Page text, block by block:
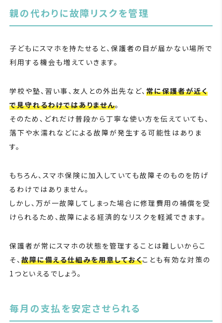
親の代わりに故障リスクを管理
子どもにスマホを持たせると、保護者の目が届かない場所で
利用する機会も増えていきます。
学校や塾、習い事、友人との外出先など、 常に保護者が近く
で見守れるわけではありません。
そのため、どれだけ普段から丁寧な使い方を伝えていても、
落下や水濡れなどによる故障が発生する可能性はありま
す。
もちろん、スマホ保険に加入していても故障そのものを防げ
るわけではありません。
しかし、万が一故障してしまった場合に修理費用の補償を受
けられるため、故障による経済的なリスクを軽減できます。
保護者が常にスマホの状態を管理することは難しいからこ
そ、 故障に備える仕組みを用意しておくことも有効な対策の
1つといえるでしょう。
毎月の支払を安定させられる